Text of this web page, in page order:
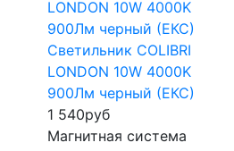
Светильник COLIBRI
LONDON 10W 4000K
900Лм черный (ЕКС)
1 540руб
Магнитная система